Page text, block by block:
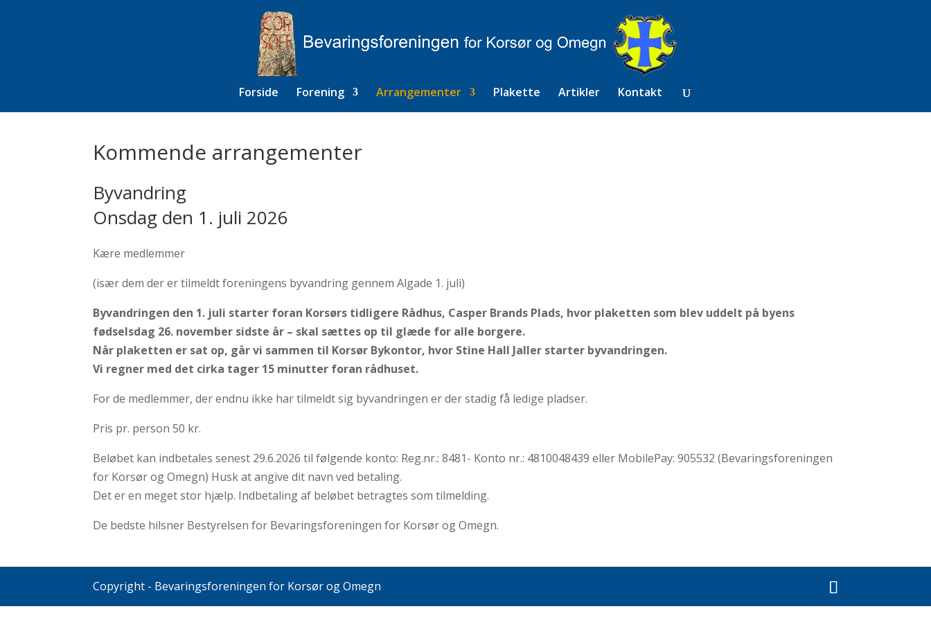
Forside Forening Arrangementer Plakette Artikler Kontakt
Kommende arrangementer
Byvandring
Onsdag den 1. juli 2026
Kære medlemmer
(især dem der er tilmeldt foreningens byvandring gennem Algade 1. juli)
Byvandringen den 1. juli starter foran Korsørs tidligere Rådhus, Casper Brands Plads, hvor plaketten som blev uddelt på byens
fødselsdag 26. november sidste år – skal sættes op til glæde for alle borgere.
Når plaketten er sat op, går vi sammen til Korsør Bykontor, hvor Stine Hall Jaller starter byvandringen.
Vi regner med det cirka tager 15 minutter foran rådhuset.
For de medlemmer, der endnu ikke har tilmeldt sig byvandringen er der stadig få ledige pladser.
Pris pr. person 50 kr.
Beløbet kan indbetales senest 29.6.2026 til følgende konto: Reg.nr.: 8481- Konto nr.: 4810048439 eller MobilePay: 905532 (Bevaringsforeningen
for Korsør og Omegn) Husk at angive dit navn ved betaling.
Det er en meget stor hjælp. Indbetaling af beløbet betragtes som tilmelding.
De bedste hilsner Bestyrelsen for Bevaringsforeningen for Korsør og Omegn.
Copyright - Bevaringsforeningen for Korsør og Omegn